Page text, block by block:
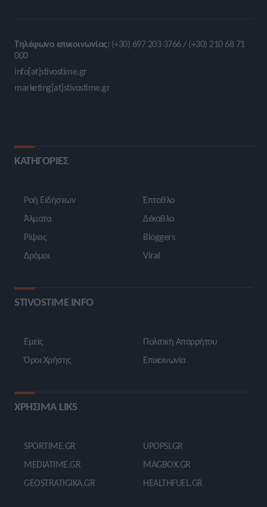
Τηλέφωνο επικοινωνίας: (+30) 697 203 3766 / (+30) 210 68 71
000
info[at]stivostime.gr
marketing[at]stivostime.gr
ΚΑΤΗΓΟΡΙΕΣ
Ροή Ειδήσεων
Άλματα
Ρίψεις
Δρόμοι
Έπταθλο
Δέκαθλο
Bloggers
Viral
STIVOSTIME INFO
Εμείς
Όροι Χρήσης
Πολιτική Απορρήτου
Επικοινωνία
ΧΡΗΣΙΜΑ LIKS
SPORTIME.GR
MEDIATIME.GR
GEOSTRATIGIKA.GR
UPOPSI.GR
MAGBOX.GR
HEALTHFUEL.GR